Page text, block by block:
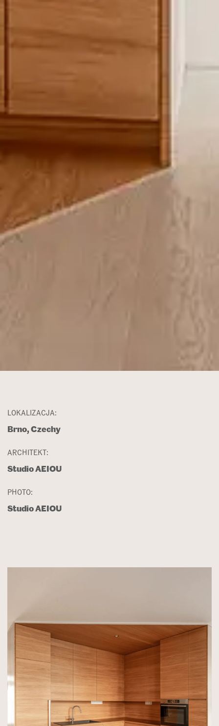
LOKALIZACJA:
Brno, Czechy
ARCHITEKT:
Studio AEIOU
PHOTO:
Studio AEIOU